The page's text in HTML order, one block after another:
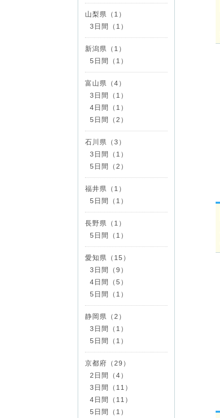
山梨県（1）
3日間（1）
新潟県（1）
5日間（1）
富山県（4）
3日間（1）
4日間（1）
5日間（2）
石川県（3）
3日間（1）
5日間（2）
福井県（1）
5日間（1）
長野県（1）
5日間（1）
愛知県（15）
3日間（9）
4日間（5）
5日間（1）
静岡県（2）
3日間（1）
5日間（1）
京都府（29）
2日間（4）
3日間（11）
4日間（11）
5日間（1）